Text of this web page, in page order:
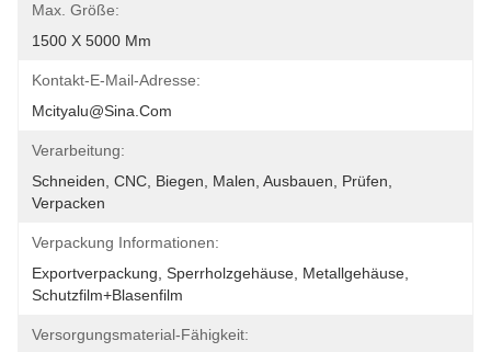
Max. Größe:
1500 X 5000 Mm
Kontakt-E-Mail-Adresse:
Mcityalu@sina.com
Verarbeitung:
Schneiden, CNC, Biegen, Malen, Ausbauen, Prüfen,
Verpacken
Verpackung Informationen:
Exportverpackung, Sperrholzgehäuse, Metallgehäuse,
Schutzfilm+Blasenfilm
Versorgungsmaterial-Fähigkeit: